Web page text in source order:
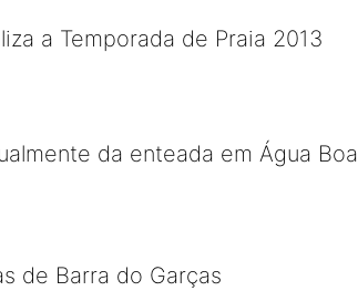
a Temporada de Praia 2013
da enteada em Água Boa
de Barra do Garças